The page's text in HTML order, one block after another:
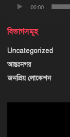
00:00
বিভাগসমূহ
Uncategorized
আন্তঃনগর
জনপ্রিয় লোকেশন